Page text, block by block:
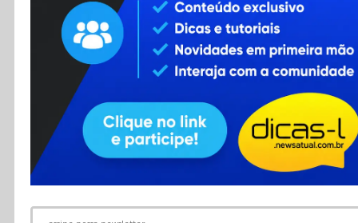
Contato
RSS